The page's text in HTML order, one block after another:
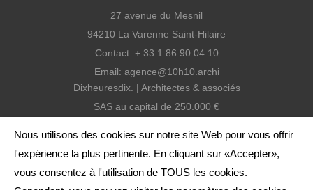
27 avenue du Mesnil
94210 La Varenne Saint-Hilaire
Contact: + 33 1 86 90 04 10
Email: agence@10h10.archi
Dixheuresdix. | Architectes & associés
SAS au capital de 250.000 €
Agence inscrite à l'ordre
Code APE: 7111Z
Nous utilisons des cookies sur notre site Web pour vous offrir
l'expérience la plus pertinente. En cliquant sur «Accepter»,
vous consentez à l'utilisation de TOUS les cookies.